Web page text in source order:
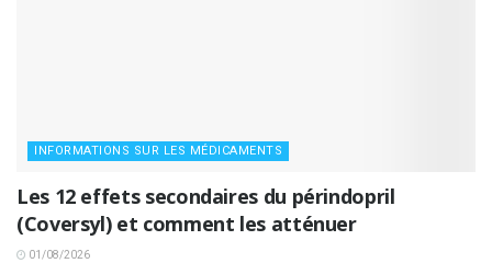
INFORMATIONS SUR LES MÉDICAMENTS
Les 12 effets secondaires du périndopril
(Coversyl) et comment les atténuer
01/08/2026